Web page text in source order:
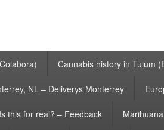
Cannabis history in Tulum
NL – Deliverys Monterrey
Is this for real? – Feedback